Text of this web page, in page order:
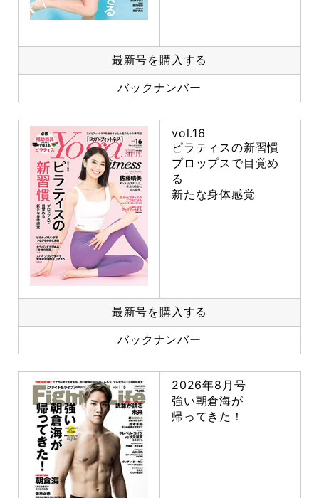
最新号を購入する
バックナンバー
vol.16
ピラティスの新習慣
プロップスで目覚め
る
新たな身体感覚
最新号を購入する
バックナンバー
2026年8月号
強い朝倉海が
帰ってきた！